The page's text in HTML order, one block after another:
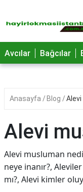
Avcılar Bağcılar
Anasayfa Blog
Alevi
Alevi musluman
neye inanır?,
mı?, Alevi kimler